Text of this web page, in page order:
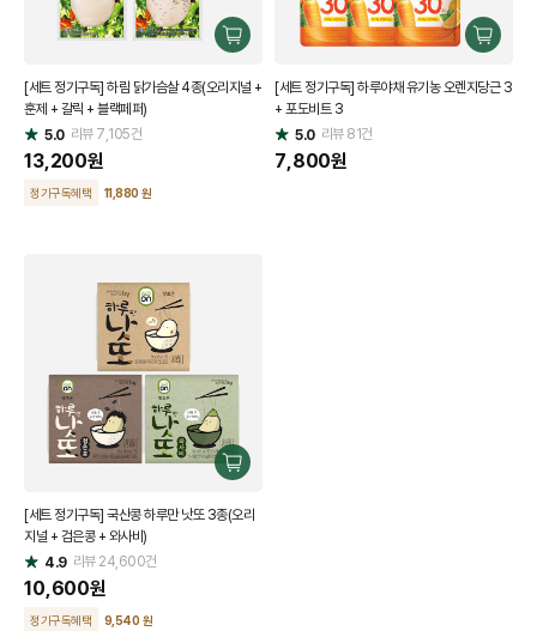
구
하
[세트 정기구독] 하림 닭가슴살 4종(오리지널 +
훈제 + 갈릭 + 블랙페퍼)
별
점
5.0 리뷰7,105건
13,200원
정기구독혜택 11,880 원
구
하
[세트 정기구독] 하루야채 유기농 오렌지당근 3
+ 포도비트 3
별
점
5.0 리뷰81건
7,800원
구
하
[세트 정기구독] 국산콩 하루만 낫또 3종(오리
지널 + 검은콩 + 와사비)
별
점
4.9 리뷰24,600건
10,600원
정기구독혜택 9,540 원